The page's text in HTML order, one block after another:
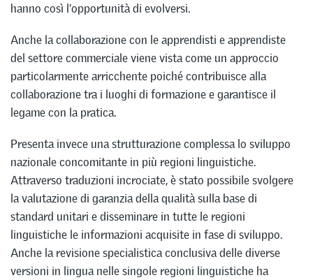
hanno così l’opportunità di evolversi.
Anche la collaborazione con le apprendisti e apprendiste
del settore commerciale viene vista come un approccio
particolarmente arricchente poiché contribuisce alla
collaborazione tra i luoghi di formazione e garantisce il
legame con la pratica.
Presenta invece una strutturazione complessa lo sviluppo
nazionale concomitante in più regioni linguistiche.
Attraverso traduzioni incrociate, è stato possibile svolgere
la valutazione di garanzia della qualità sulla base di
standard unitari e disseminare in tutte le regioni
linguistiche le informazioni acquisite in fase di sviluppo.
Anche la revisione specialistica conclusiva delle diverse
versioni in lingua nelle singole regioni linguistiche ha